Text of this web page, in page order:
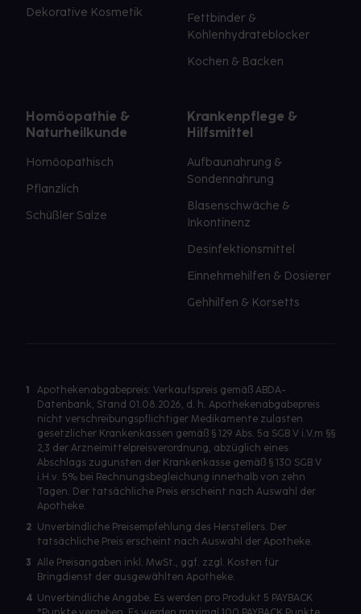
Dekorative Kosmetik
Fettbinder &
Kohlenhydrateblocker
Kochen & Backen
Homöopathie &
Naturheilkunde
Homöopathisch
Pflanzlich
Schüßler Salze
Krankenpflege &
Hilfsmittel
Aufbaunahrung &
Sondennahrung
Blasenschwäche &
Inkontinenz
Desinfektionsmittel
Einnehmehilfen & Dosierer
Gehhilfen & Korsetts
1
Apothekenabgabepreis: Verkaufspreis gemäß ABDA-
Datenbank, Stand 01.08.2026, d. h. Apothekenabgabepreis
nicht verschreibungspflichtiger Medikamente zulasten
gesetzlicher Krankenkassen gemäß § 129 Abs. 5a SGB V i.V.m §§
2,3 der Arzneimittelpreisverordnung, abzüglich eines
Abschlags zugunsten der Krankenkasse gemäß § 130 SGB V
i.H.v. 5% bei Rechnungsbegleichung innerhalb von zehn
Tagen. Der tatsächliche Preis erscheint nach Auswahl der
Apotheke.
2 Unverbindliche Preisempfehlung des Herstellers. Der
tatsächliche Preis erscheint nach Auswahl der Apotheke.
3 Alle Preisangaben inkl. MwSt., ggf. zzgl. Kosten für
Bringdienst der ausgewählten Apotheke.
4 Unverbindliche Angabe. Es werden pro Produkt 5 PAYBACK